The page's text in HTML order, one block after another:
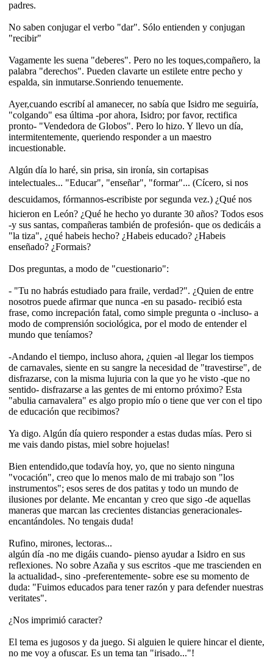
padres.
No saben conjugar el verbo "dar". Sólo entienden y conjugan
"recibir"
Vagamente les suena "deberes". Pero no les toques,compañero, la
palabra "derechos". Pueden clavarte un estilete entre pecho y
espalda, sin inmutarse.Sonriendo tenuemente.
Ayer,cuando escribí al amanecer, no sabía que Isidro me seguiría,
"colgando" esa última -por ahora, Isidro; por favor, rectifica
pronto- "Vendedora de Globos". Pero lo hizo. Y llevo un día,
intermitentemente, queriendo responder a un maestro
incuestionable.
Algún día lo haré, sin prisa, sin ironía, sin cortapisas
intelectuales... "Educar", "enseñar", "formar"... (Cícero, si nos
descuidamos, fórmannos-escribiste por segunda vez.) ¿Qué nos
hicieron en León? ¿Qué he hecho yo durante 30 años? Todos esos
-y sus santas, compañeras también de profesión- que os dedicáis a
"la tiza", ¿qué habeis hecho? ¿Habeis educado? ¿Habeis
enseñado? ¿Formais?
Dos preguntas, a modo de "cuestionario":
- "Tu no habrás estudiado para fraile, verdad?". ¿Quien de entre
nosotros puede afirmar que nunca -en su pasado- recibió esta
frase, como increpación fatal, como simple pregunta o -incluso- a
modo de comprensión sociológica, por el modo de entender el
mundo que teníamos?
-Andando el tiempo, incluso ahora, ¿quien -al llegar los tiempos
de carnavales, siente en su sangre la necesidad de "travestirse", de
disfrazarse, con la misma lujuria con la que yo he visto -que no
sentido- disfrazarse a las gentes de mi entorno próximo? Esta
"abulia carnavalera" es algo propio mío o tiene que ver con el tipo
de educación que recibimos?
Ya digo. Algún día quiero responder a estas dudas mías. Pero si
me vais dando pistas, miel sobre hojuelas!
Bien entendido,que todavía hoy, yo, que no siento ninguna
"vocación", creo que lo menos malo de mi trabajo son "los
instrumentos"; esos seres de dos patitas y todo un mundo de
ilusiones por delante. Me encantan y creo que sigo -de aquellas
maneras que marcan las crecientes distancias generacionales-
encantándoles. No tengais duda!
Rufino, mirones, lectoras...
algún día -no me digáis cuando- pienso ayudar a Isidro en sus
reflexiones. No sobre Azaña y sus escritos -que me trascienden en
la actualidad-, sino -preferentemente- sobre ese su momento de
duda: "Fuimos educados para tener razón y para defender nuestras
veritates".
¿Nos imprimió caracter?
El tema es jugosos y da juego. Si alguien le quiere hincar el diente,
no me voy a ofuscar. Es un tema tan "irisado..."!